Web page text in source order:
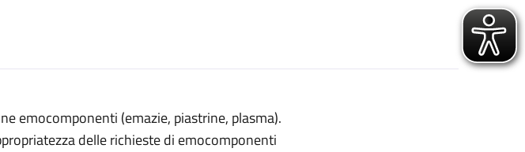
emocomponenti (emazie, piastrine, plasma).
delle richieste di emocomponenti